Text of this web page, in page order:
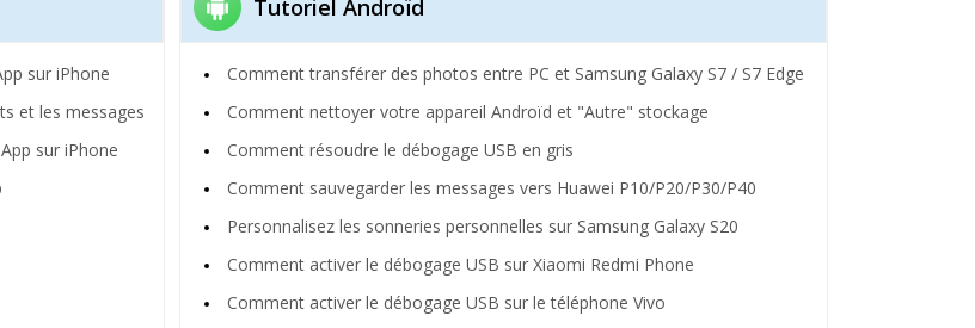
sur iPhone
et les messages
sur iPhone
Tutoriel Androïd
Comment transférer des photos entre PC et Samsung Galaxy S7 / S7 Edge
Comment nettoyer votre appareil Androïd et "Autre" stockage
Comment résoudre le débogage USB en gris
Comment sauvegarder les messages vers Huawei P10/P20/P30/P40
Personnalisez les sonneries personnelles sur Samsung Galaxy S20
Comment activer le débogage USB sur Xiaomi Redmi Phone
Comment activer le débogage USB sur le téléphone Vivo